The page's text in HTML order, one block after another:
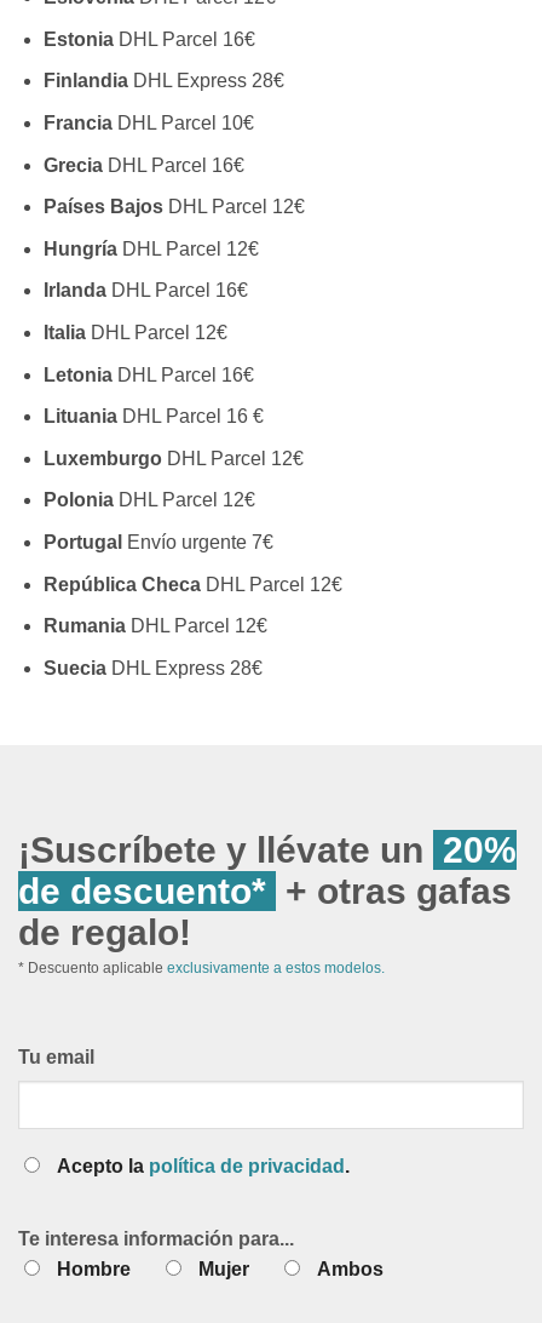
EstoniaDHL Parcel 16€
FinlandiaDHL Express 28€
FranciaDHL Parcel 10€
GreciaDHL Parcel 16€
Países BajosDHL Parcel 12€
HungríaDHL Parcel 12€
IrlandaDHL Parcel 16€
ItaliaDHL Parcel 12€
LetoniaDHL Parcel 16€
LituaniaDHL Parcel 16 €
LuxemburgoDHL Parcel 12€
PoloniaDHL Parcel 12€
Portugal Envío urgente 7€
República ChecaDHL Parcel 12€
RumaniaDHL Parcel 12€
SueciaDHL Express 28€
¡Suscríbete y llévate un 20%
de descuento* + otras gafas
de regalo!
* Descuento aplicable exclusivamente a estos modelos.
Tu email
Acepto la política de privacidad .
Te interesa información para...
Hombre
Mujer Ambos